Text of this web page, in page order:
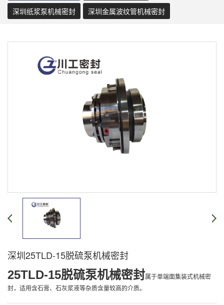
深圳纸浆泵机械密封
深圳金属波纹管机械密封
深圳25TLD-15脱硫泵机械密封
25TLD-15脱硫泵机械密封属于单端面集装式机械密
封， 适用含石膏、石灰浆液等杂质含量较高的介质。